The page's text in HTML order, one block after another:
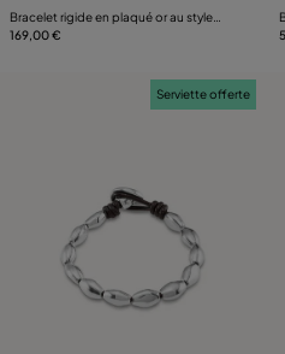
Bracelet rigide en plaqué or au style
organique
169,00 €
Serviette offerte